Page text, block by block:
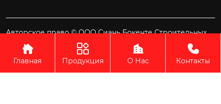
Авторское право © ООО Сиань Бокенте Строительных
Материалов Технология

Главная

Продукция

О Нас

Контакты